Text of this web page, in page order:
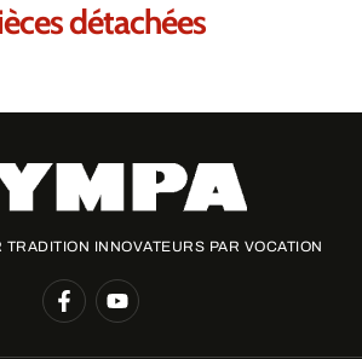
détachées
TRADITION INNOVATEURS PAR VOCATION